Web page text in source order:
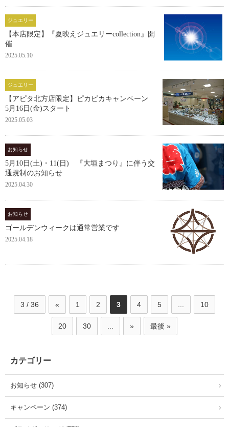
ジュエリー
【本店限定】『夏映えジュエリーcollection』開
催
2025.05.10
ジュエリー
【アピタ北方店限定】ピカピカキャンペーン
5月16日(金)スタート
2025.05.03
お知らせ
5月10日(土)・11(日) 『大垣まつり』に伴う交
通規制のお知らせ
2025.04.30
お知らせ
ゴールデンウィークは通常営業です
2025.04.18
3 / 36 « 1 2 3 4 5 10
20 30 » 最後 »
カテゴリー
お知らせ (307)
キャンペーン (374)